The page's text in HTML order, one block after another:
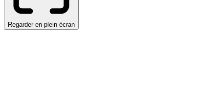
Regarder en plein écran